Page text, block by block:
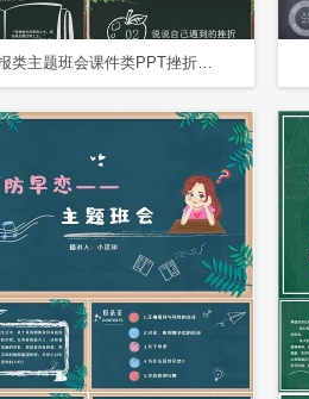
黑白板报类主题班会课件类PPT挫折主题班会